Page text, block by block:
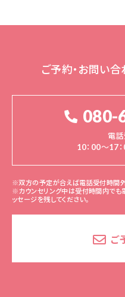
ご予約・お問い
080-
電
10：00～17：
※双方の予定が合えば電話受付時間外
※カウンセリング中は受付時間内でも
ッセージを残してください。
ご